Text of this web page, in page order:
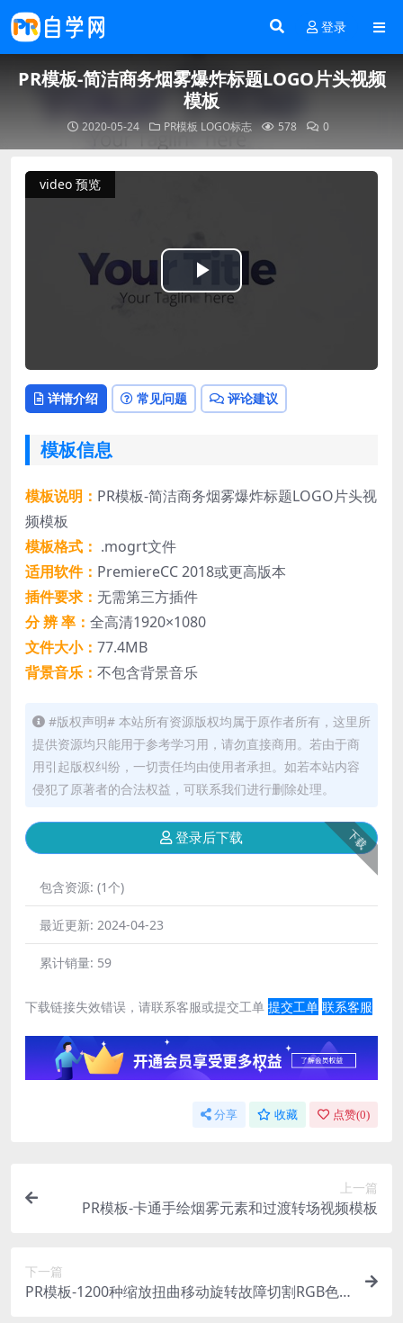
登录
PR模板-简洁商务烟雾爆炸标题LOGO片头视频
模板
2020-05-24 PR模板 LOGO标志 578 0
video 预览
Play
详情介绍 常见问题 评论建议
模板信息
模板说明： PR模板-简洁商务烟雾爆炸标题LOGO片头视
频模板
模板格式： .mogrt文件
适用软件： PremiereCC 2018或更高版本
插件要求： 无需第三方插件
分 辨 率： 全高清1920×1080
文件大小： 77.4MB
背景音乐： 不包含背景音乐
#版权声明# 本站所有资源版权均属于原作者所有，这里所
提供资源均只能用于参考学习用，请勿直接商用。若由于商
用引起版权纠纷，一切责任均由使用者承担。如若本站内容
侵犯了原著者的合法权益，可联系我们进行删除处理。
下载
登录后下载
包含资源: (1个)
最近更新: 2024-04-23
累计销量: 59
下载链接失效错误，请联系客服或提交工单 提交工单 联系客服
分享 收藏 点赞(0)
上一篇
PR模板-卡通手绘烟雾元素和过渡转场视频模板
下一篇
PR模板-1200种缩放扭曲移动旋转故障切割RGB色